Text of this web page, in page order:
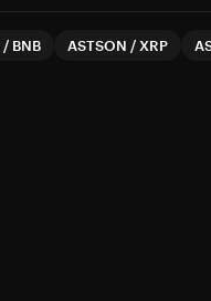
/ BNB ASTSON / XRP